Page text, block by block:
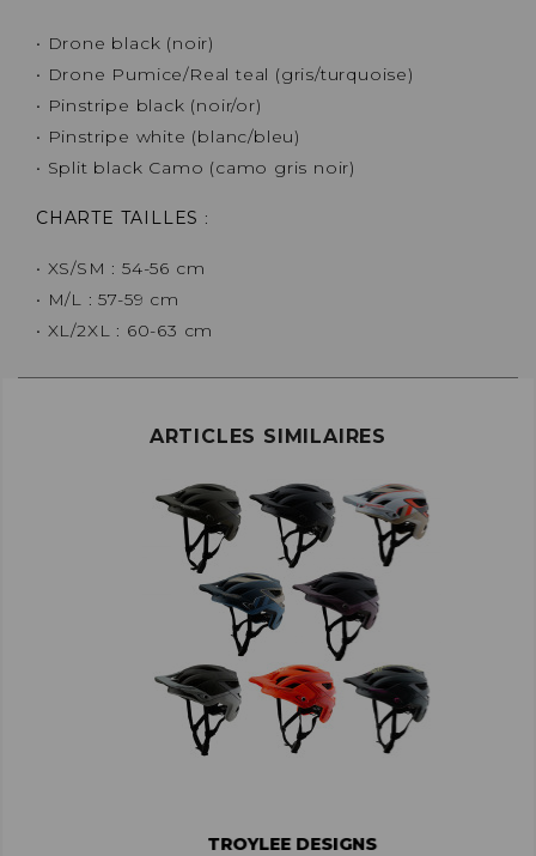
• Drone black (noir)
• Drone Pumice/Real teal (gris/turquoise)
• Pinstripe black (noir/or)
• Pinstripe white (blanc/bleu)
• Split black Camo (camo gris noir)
CHARTE TAILLES :
• XS/SM : 54-56 cm
• M/L : 57-59 cm
• XL/2XL : 60-63 cm
ARTICLES SIMILAIRES
TROYLEE DESIGNS